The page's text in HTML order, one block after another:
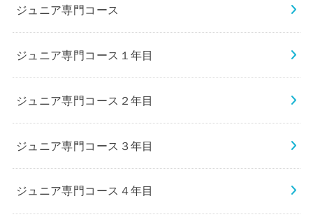
ジュニア専門コース
ジュニア専門コース１年目
ジュニア専門コース２年目
ジュニア専門コース３年目
ジュニア専門コース４年目